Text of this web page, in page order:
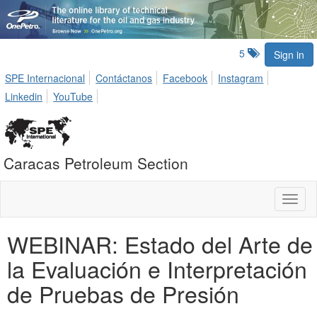
Sign in
5
SPE Internacional
Contáctanos Facebook
Instagram
Linkedin
YouTube
Caracas Petroleum Section
WEBINAR: Estado del Arte de
la Evaluación e Interpretación
de Pruebas de Presión